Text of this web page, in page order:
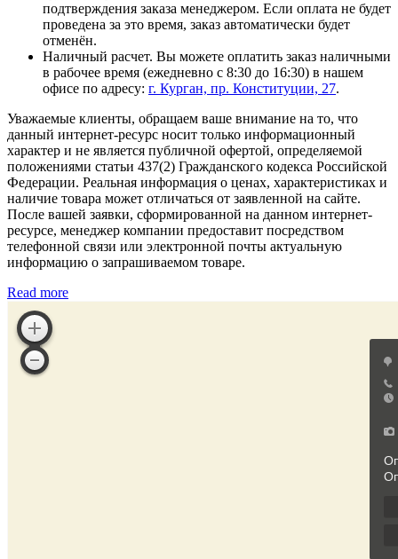
подтверждения заказа менеджером. Если оплата не будет
проведена за это время, заказ автоматически будет
отменён.
Наличный расчет. Вы можете оплатить заказ наличными
в рабочее время (ежедневно с 8:30 до 16:30) в нашем
офисе по адресу: г. Курган, пр. Конституции, 27.
Уважаемые клиенты, обращаем ваше внимание на то, что
данный интернет-ресурс носит только информационный
характер и не является публичной офертой, определяемой
положениями статьи 437(2) Гражданского кодекса Российской
Федерации. Реальная информация о ценах, характеристиках и
наличие товара может отличаться от заявленной на сайте.
После вашей заявки, сформированной на данном интернет-
ресурсе, менеджер компании предоставит посредством
телефонной связи или электронной почты актуальную
информацию о запрашиваемом товаре.
Read more